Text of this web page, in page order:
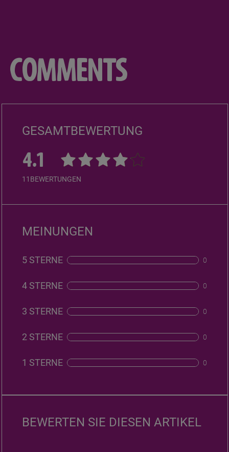
COMMENTS
GESAMTBEWERTUNG
4.1
11 BEWERTUNGEN
MEINUNGEN
5 STERNE 0
4 STERNE 0
3 STERNE 0
2 STERNE 0
1 STERNE 0
BEWERTEN SIE DIESEN ARTIKEL